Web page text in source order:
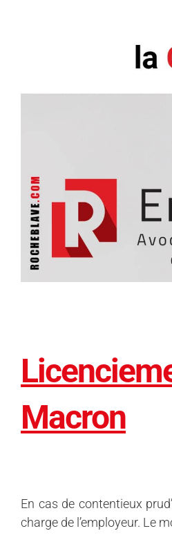
Macron
En cas de contentieux
charge de l’employeur. Le